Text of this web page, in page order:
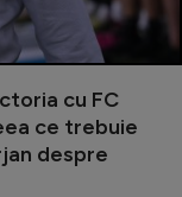
cu FC
ce trebuie
despre